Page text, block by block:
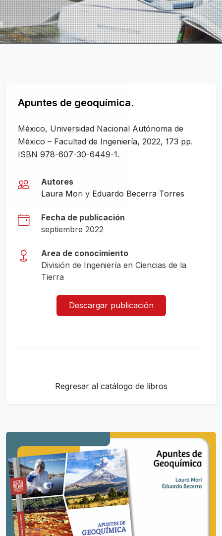
Apuntes de geoquímica.
México, Universidad Nacional Autónoma de
México – Facultad de Ingeniería, 2022, 173 pp.
ISBN 978-607-30-6449-1.
Autores
Laura Mori y Eduardo Becerra Torres
Fecha de publicación
septiembre 2022
Area de conocimiento
División de Ingeniería en Ciencias de la
Tierra
Descargar publicación
Regresar al catálogo de libros